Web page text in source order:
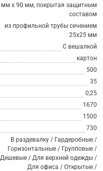
мм х 90 мм, покрытая защитным
составом
из профильной трубы сечением
25х25 мм
С вешалкой
картон
500
35
0,25
1670
1500
730
В раздевалку / Гардеробные /
Горизонтальные / Групповые /
Дешевые / Для верхней одежды /
Для офиса / Открытые /